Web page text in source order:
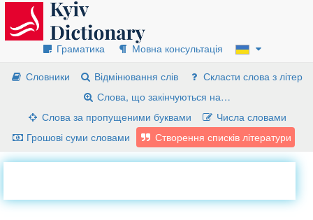
Граматика
Мовна консультація
Словники
Відмінювання слів
Скласти слова з літер
Слова, що закінчуються на…
Слова за пропущеними буквами
Числа словами
Грошові суми словами
Створення списків літератури